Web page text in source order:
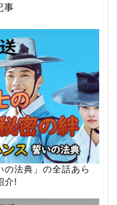
事
の法典」の全話あら
介!